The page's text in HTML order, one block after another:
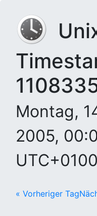
Montag,
2005,
UTC+0100
« Vorheriger Tag